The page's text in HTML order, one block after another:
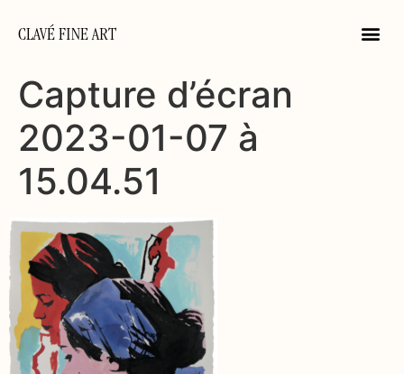
CLAVÉ FINE ART
Capture d’écran
2023-01-07 à
15.04.51